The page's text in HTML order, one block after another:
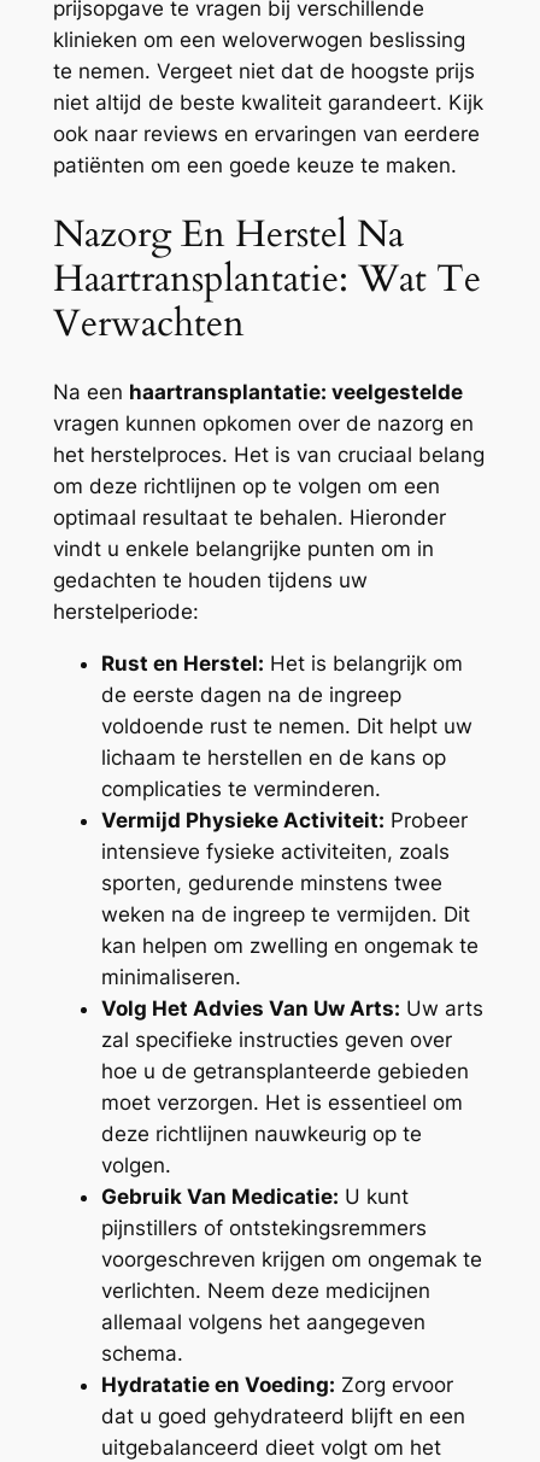
prijsopgave te vragen bij verschillende
klinieken om een weloverwogen beslissing
te nemen. Vergeet niet dat de hoogste prijs
niet altijd de beste kwaliteit garandeert. Kijk
ook naar reviews en ervaringen van eerdere
patiënten om een goede keuze te maken.
Nazorg En Herstel Na
Haartransplantatie: Wat Te
Verwachten
Na een haartransplantatie: veelgestelde
vragen kunnen opkomen over de nazorg en
het herstelproces. Het is van cruciaal belang
om deze richtlijnen op te volgen om een
optimaal resultaat te behalen. Hieronder
vindt u enkele belangrijke punten om in
gedachten te houden tijdens uw
herstelperiode:
Rust en Herstel: Het is belangrijk om
de eerste dagen na de ingreep
voldoende rust te nemen. Dit helpt uw
lichaam te herstellen en de kans op
complicaties te verminderen.
Vermijd Physieke Activiteit: Probeer
intensieve fysieke activiteiten, zoals
sporten, gedurende minstens twee
weken na de ingreep te vermijden. Dit
kan helpen om zwelling en ongemak te
minimaliseren.
Volg Het Advies Van Uw Arts: Uw arts
zal specifieke instructies geven over
hoe u de getransplanteerde gebieden
moet verzorgen. Het is essentieel om
deze richtlijnen nauwkeurig op te
volgen.
Gebruik Van Medicatie: U kunt
pijnstillers of ontstekingsremmers
voorgeschreven krijgen om ongemak te
verlichten. Neem deze medicijnen
allemaal volgens het aangegeven
schema.
Hydratatie en Voeding: Zorg ervoor
dat u goed gehydrateerd blijft en een
uitgebalanceerd dieet volgt om het